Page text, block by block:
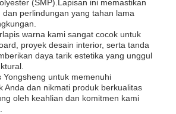
(SMP).Lapisan ini memastikan
perlindungan yang tahan lama
warna kami sangat cocok untuk
proyek desain interior, serta tanda
daya tarik estetika yang unggul
Yongsheng untuk memenuhi
Anda dan nikmati produk berkualitas
oleh keahlian dan komitmen kami